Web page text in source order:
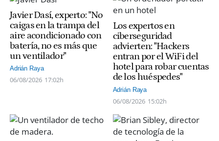
Javier Dasí, experto: "No
caigas en la trampa del
aire acondicionado con
batería, no es más que
un ventilador"
Adrián Raya
06/08/2026 17:02h
Los expertos en
ciberseguridad
advierten: "Hackers
entran por el WiFi del
hotel para robar cuentas
de los huéspedes"
Adrián Raya
06/08/2026 15:02h